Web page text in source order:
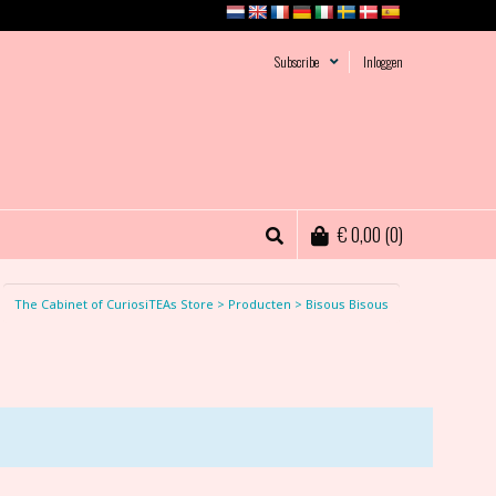
Subscribe Inloggen
€0,00 (0)
The Cabinet of CuriosiTEAs Store > Producten > Bisous Bisous